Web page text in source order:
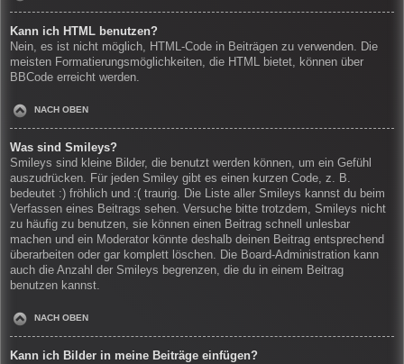
Kann ich HTML benutzen?
Nein, es ist nicht möglich, HTML-Code in Beiträgen zu verwenden. Die
meisten Formatierungsmöglichkeiten, die HTML bietet, können über
BBCode erreicht werden.
NACH OBEN
Was sind Smileys?
Smileys sind kleine Bilder, die benutzt werden können, um ein Gefühl
auszudrücken. Für jeden Smiley gibt es einen kurzen Code, z. B.
bedeutet :) fröhlich und :( traurig. Die Liste aller Smileys kannst du beim
Verfassen eines Beitrags sehen. Versuche bitte trotzdem, Smileys nicht
zu häufig zu benutzen, sie können einen Beitrag schnell unlesbar
machen und ein Moderator könnte deshalb deinen Beitrag entsprechend
überarbeiten oder gar komplett löschen. Die Board-Administration kann
auch die Anzahl der Smileys begrenzen, die du in einem Beitrag
benutzen kannst.
NACH OBEN
Kann ich Bilder in meine Beiträge einfügen?